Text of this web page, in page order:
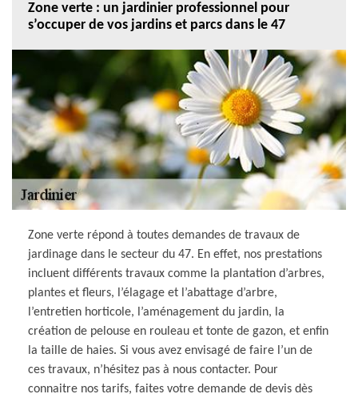
Zone verte : un jardinier professionnel pour
s’occuper de vos jardins et parcs dans le 47
Zone verte répond à toutes demandes de travaux de
jardinage dans le secteur du 47. En effet, nos prestations
incluent différents travaux comme la plantation d’arbres,
plantes et fleurs, l’élagage et l’abattage d’arbre,
l’entretien horticole, l’aménagement du jardin, la
création de pelouse en rouleau et tonte de gazon, et enfin
la taille de haies. Si vous avez envisagé de faire l’un de
ces travaux, n’hésitez pas à nous contacter. Pour
connaitre nos tarifs, faites votre demande de devis dès